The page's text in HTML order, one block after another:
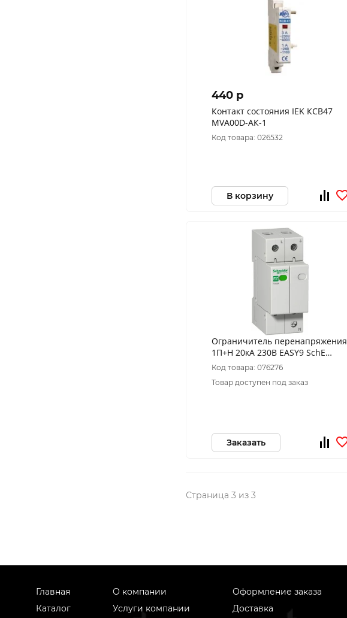
440 p
Контакт состояния IEK КСВ47
MVA00D-АК-1
Код товара: 026532
В корзину
Ограничитель перенапряжения
1П+Н 20кА 230В EASY9 SchE
EZ9L33620
Код товара: 076276
Товар доступен под заказ
Заказать
Страница 3 из 3
Главная
Каталог
О компании
Услуги компании
Оформление заказа
Доставка